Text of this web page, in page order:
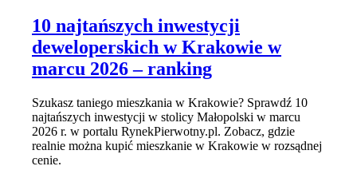
10 najtańszych inwestycji
deweloperskich w Krakowie w
marcu 2026 – ranking
Szukasz taniego mieszkania w Krakowie? Sprawdź 10
najtańszych inwestycji w stolicy Małopolski w marcu
2026 r. w portalu RynekPierwotny.pl. Zobacz, gdzie
realnie można kupić mieszkanie w Krakowie w rozsądnej
cenie.